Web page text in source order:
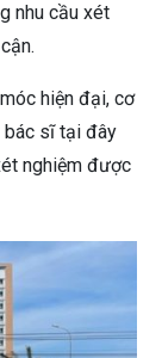
nhu cầu xét
hiện đại, cơ
bác sĩ tại đây
nghiệm được